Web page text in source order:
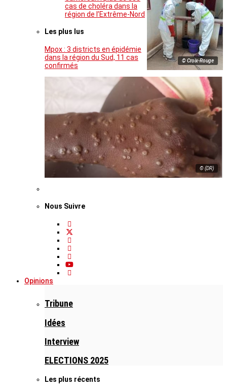
© Croix-Rouge
cas de choléra dans la
région de l’Extrême-Nord
Les plus lus
Mpox : 3 districts en épidémie
dans la région du Sud, 11 cas
confirmés
© (DR)
Nous Suivre
Opinions
Tribune
Idées
Interview
ELECTIONS 2025
Les plus récents